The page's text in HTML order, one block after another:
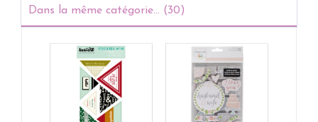
Dans la même catégorie... (30)